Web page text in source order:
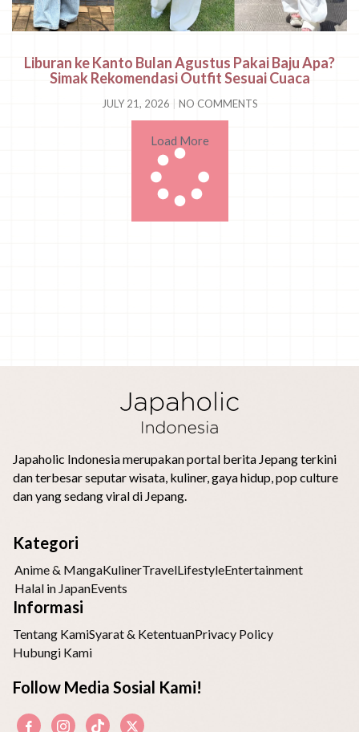
Liburan ke Kanto Bulan Agustus Pakai Baju Apa?
Simak Rekomendasi Outfit Sesuai Cuaca
JULY 21, 2026 NO COMMENTS
Load More
Japaholic Indonesia merupakan portal berita Jepang terkini
dan terbesar seputar wisata, kuliner, gaya hidup, pop culture
dan yang sedang viral di Jepang.
Kategori
Anime & MangaKulinerTravelLifestyleEntertainment
Halal in JapanEvents
Informasi
Tentang KamiSyarat & KetentuanPrivacy Policy
Hubungi Kami
Follow Media Sosial Kami!